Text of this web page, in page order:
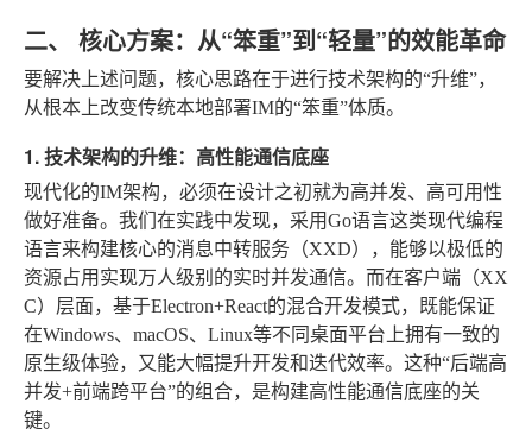
二、 核心方案：从“笨重”到“轻量”的效能革命
要解决上述问题，核心思路在于进行技术架构的“升维”，
从根本上改变传统本地部署IM的“笨重”体质。
1. 技术架构的升维：高性能通信底座
现代化的IM架构，必须在设计之初就为高并发、高可用性
做好准备。我们在实践中发现，采用Go语言这类现代编程
语言来构建核心的消息中转服务（XXD），能够以极低的
资源占用实现万人级别的实时并发通信。而在客户端（XX
C）层面，基于Electron+React的混合开发模式，既能保证
在Windows、macOS、Linux等不同桌面平台上拥有一致的
原生级体验，又能大幅提升开发和迭代效率。这种“后端高
并发+前端跨平台”的组合，是构建高性能通信底座的关
键。